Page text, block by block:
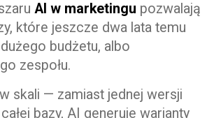
AI w marketingu pozwalają
które jeszcze dwa lata temu
budżetu, albo
zespołu.
skali — zamiast jednej wersji
bazy, AI generuje warianty